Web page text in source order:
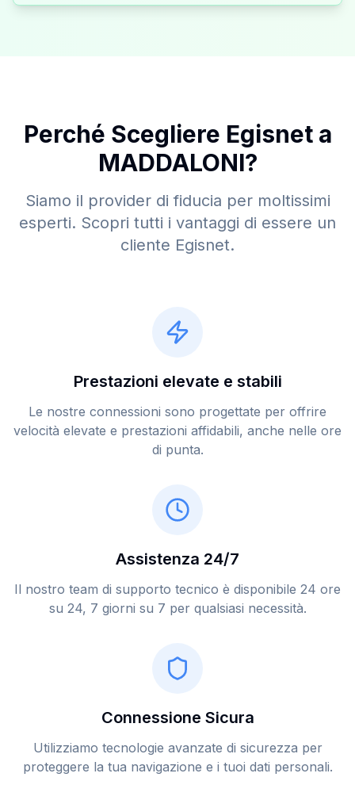
Perché Scegliere Egisnet a
MADDALONI?
Siamo il provider di fiducia per moltissimi
esperti. Scopri tutti i vantaggi di essere un
cliente Egisnet.
Prestazioni elevate e stabili
Le nostre connessioni sono progettate per offrire
velocità elevate e prestazioni affidabili, anche nelle ore
di punta.
Assistenza 24/7
Il nostro team di supporto tecnico è disponibile 24 ore
su 24, 7 giorni su 7 per qualsiasi necessità.
Connessione Sicura
Utilizziamo tecnologie avanzate di sicurezza per
proteggere la tua navigazione e i tuoi dati personali.